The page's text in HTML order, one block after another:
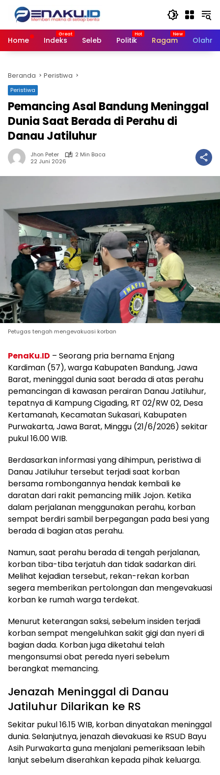
Langsung
konten
Home
Indeks Seleb Politik Ragam
Beranda Peristiwa
Peristiwa
Pemancing Asal Bandung Meninggal
Dunia Saat Berada di Perahu di
Danau Jatiluhur
Jhon Peter
2 Min Baca
22 Juni 2026
Petugas tengah mengevakuasi korban
PenaKu.ID – Seorang pria bernama Enjang
Kardiman (57), warga Kabupaten Bandung, Jawa
Barat, meninggal dunia saat berada di atas perahu
pemancingan di kawasan perairan Danau Jatiluhur,
tepatnya di Kampung Cigading, RT 02/RW 02, Desa
Kertamanah, Kecamatan Sukasari, Kabupaten
Purwakarta, Jawa Barat, Minggu (21/6/2026) sekitar
pukul 16.00 WIB.
Berdasarkan informasi yang dihimpun, peristiwa di
Danau Jatiluhur tersebut terjadi saat korban
bersama rombongannya hendak kembali ke
daratan dari rakit pemancing milik Jojon. Ketika
dalam perjalanan menggunakan perahu, korban
sempat berdiri sambil berpegangan pada besi yang
berada di bagian atas perahu.
Namun, saat perahu berada di tengah perjalanan,
korban tiba-tiba terjatuh dan tidak sadarkan diri.
Melihat kejadian tersebut, rekan-rekan korban
segera memberikan pertolongan dan mengevakuasi
korban ke rumah warga terdekat.
Menurut keterangan saksi, sebelum insiden terjadi
korban sempat mengeluhkan sakit gigi dan nyeri di
bagian dada. Korban juga diketahui telah
mengonsumsi obat pereda nyeri sebelum
berangkat memancing.
Jenazah Meninggal di Danau
Jatiluhur Dilarikan ke RS
Sekitar pukul 16.15 WIB, korban dinyatakan meninggal
dunia. Selanjutnya, jenazah dievakuasi ke RSUD Bayu
Asih Purwakarta guna menjalani pemeriksaan lebih
lanjut sebelum diserahkan kepada pihak keluarga.